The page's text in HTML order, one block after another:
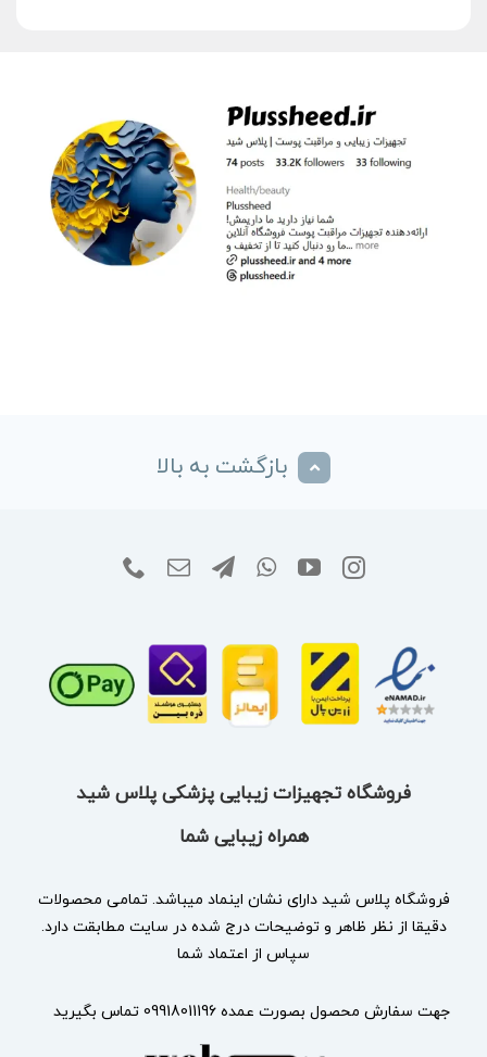
بازگشت به بالا
فروشگاه تجهیزات زیبایی پزشکی پلاس شید
همراه زیبایی شما
فروشگاه پلاس شید دارای نشان اینماد میباشد. تمامی محصولات
دقیقا از نظر ظاهر و توضیحات درج شده در سایت مطابقت دارد.
سپاس از اعتماد شما
جهت سفارش محصول بصورت عمده 09918011196 تماس بگیرید